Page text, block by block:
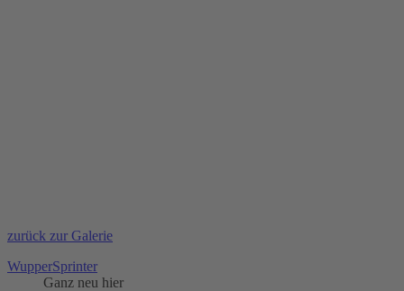
zurück zur Galerie
WupperSprinter
Ganz neu hier